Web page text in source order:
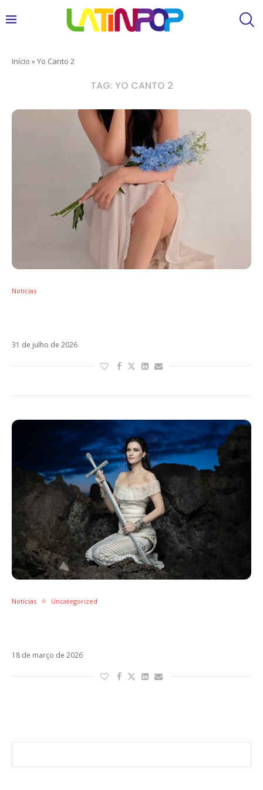
Início »Yo Canto 2
TAG: YO CANTO 2
Notícias
31 de julho de 2026
Notícias Uncategorized
18 de março de 2026